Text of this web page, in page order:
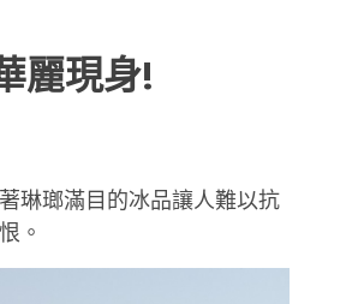
麗現身!
琳瑯滿目的冰品讓人難以抗
。